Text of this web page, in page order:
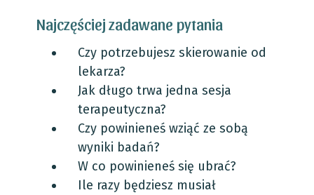
Najczęściej zadawane pytania
Czy potrzebujesz skierowanie od
lekarza?
Jak długo trwa jedna sesja
terapeutyczna?
Czy powinieneś wziąć ze sobą
wyniki badań?
W co powinieneś się ubrać?
Ile razy będziesz musiał